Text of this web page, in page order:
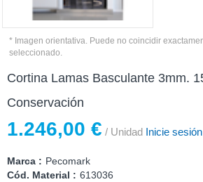
* Imagen orientativa. Puede no coincidir
seleccionado.
Cortina Lamas Basculante 3mm.
Conservación
1.246,00 € / Unidad Inicie
Marca : Pecomark
Cód. Material : 613036